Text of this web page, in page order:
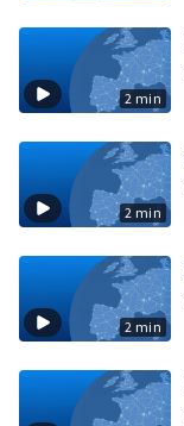
2 min
2 min
2 min